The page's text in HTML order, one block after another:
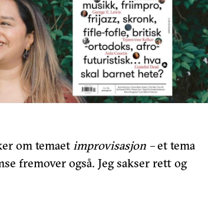
om temaet improvisasjon –et tema
fremover også. Jeg sakser rett og